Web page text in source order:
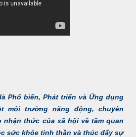
Phổ biến, Phát triển và Ứng dụng
môi trường năng động, chuyên
nhận thức của xã hội về tầm quan
sức khỏe tinh thần và thúc đẩy sự